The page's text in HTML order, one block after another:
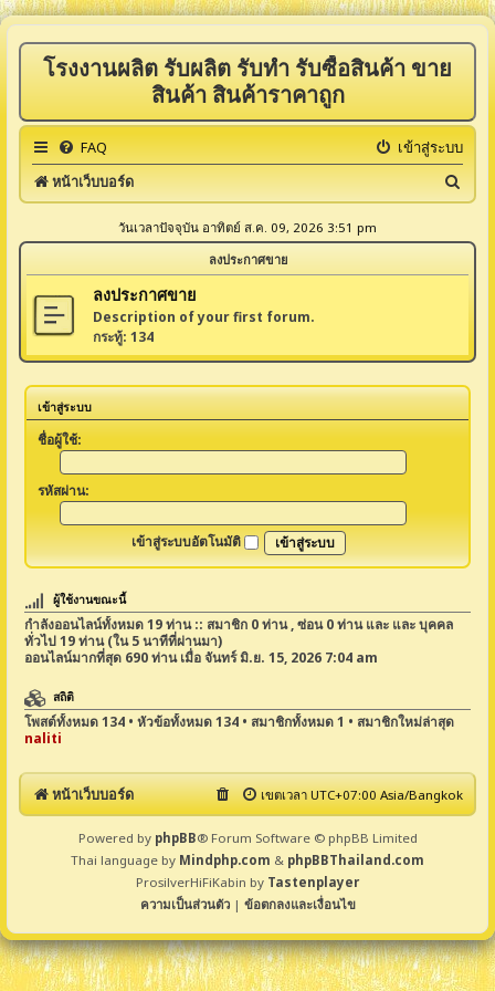
โรงงานผลิต รับผลิต รับทำ รับซื้อสินค้า ขาย
สินค้า สินค้าราคาถูก
FAQ
เข้าสู่ระบบ
หน้าเว็บบอร์ด
น
วันเวลาปัจจุบัน อาทิตย์ ส.ค. 09, 2026 3:51 pm
ลงประกาศขาย
ลงประกาศขาย
Description of your first forum.
กระทู้: 134
เข้าสู่ระบบ
ชื่อผู้ใช้:
รหัสผ่าน:
เข้าสู่ระบบอัตโนมัติ
ผู้ใช้งานขณะนี้
กำลังออนไลน์ทั้งหมด19ท่าน :: สมาชิก 0 ท่าน , ซ่อน 0 ท่าน และ และ บุคคล
ทั่วไป 19 ท่าน (ใน 5 นาทีที่ผ่านมา)
ออนไลน์มากที่สุด 690ท่าน เมื่อ จันทร์ มิ.ย. 15, 2026 7:04 am
สถิติ
โพสต์ทั้งหมด134 • หัวข้อทั้งหมด134 • สมาชิกทั้งหมด1 • สมาชิกใหม่ล่าสุด
naliti
หน้าเว็บบอร์ด เขตเวลา UTC+07:00 Asia/Bangkok
Powered by phpBB® Forum Software © phpBB Limited
Thai language by Mindphp.com & phpBBThailand.com
ProsilverHiFiKabin by Tastenplayer
ความเป็นส่วนตัว| ข้อตกลงและเงื่อนไข